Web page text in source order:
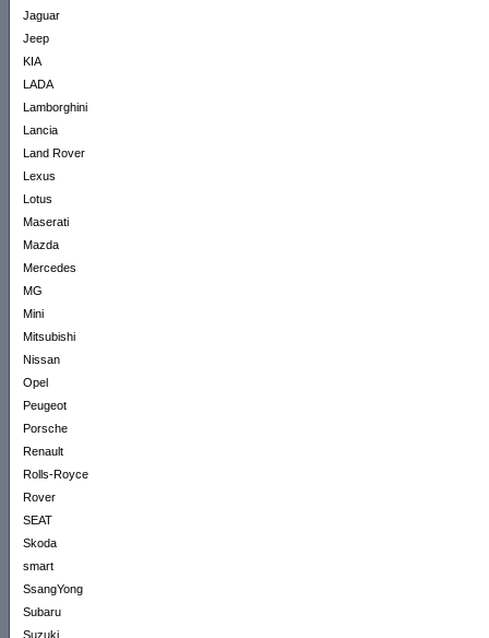
Jaguar
Jeep
KIA
LADA
Lamborghini
Lancia
Land Rover
Lexus
Lotus
Maserati
Mazda
Mercedes
MG
Mini
Mitsubishi
Nissan
Opel
Peugeot
Porsche
Renault
Rolls-Royce
Rover
SEAT
Skoda
smart
SsangYong
Subaru
Suzuki